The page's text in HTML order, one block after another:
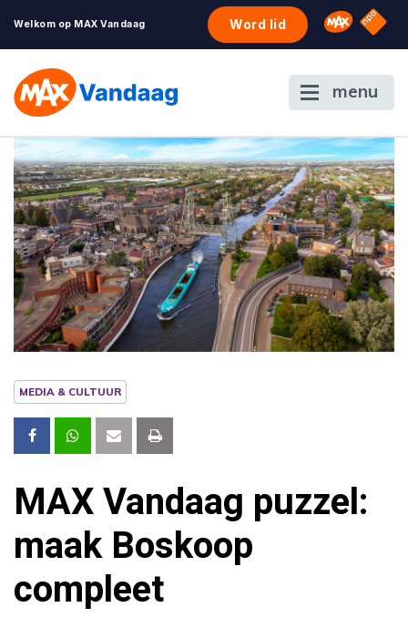
Welkom op MAX Vandaag Word lid Omroep
NPO
menu
MEDIA & CULTUUR
MAX Vandaag puzzel:
maak Boskoop
compleet